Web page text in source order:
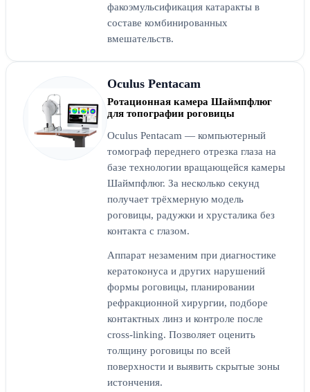
факоэмульсификация катаракты в
составе комбинированных
вмешательств.
Oculus Pentacam
Ротационная камера Шаймпфлюг
для топографии роговицы
Oculus Pentacam — компьютерный
томограф переднего отрезка глаза на
базе технологии вращающейся камеры
Шаймпфлюг. За несколько секунд
получает трёхмерную модель
роговицы, радужки и хрусталика без
контакта с глазом.
Аппарат незаменим при диагностике
кератоконуса и других нарушений
формы роговицы, планировании
рефракционной хирургии, подборе
контактных линз и контроле после
cross-linking. Позволяет оценить
толщину роговицы по всей
поверхности и выявить скрытые зоны
истончения.